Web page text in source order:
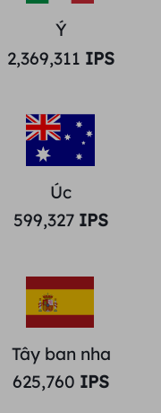
Ý
2,369,311 IPS
Úc
599,327 IPS
Tây ban nha
625,760 IPS